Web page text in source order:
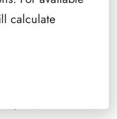
1948
calculate